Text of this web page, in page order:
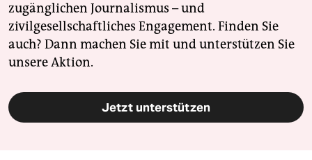
zugänglichen Journalismus – und
zivilgesellschaftliches Engagement. Finden Sie
auch? Dann machen Sie mit und unterstützen Sie
unsere Aktion.
Jetzt unterstützen